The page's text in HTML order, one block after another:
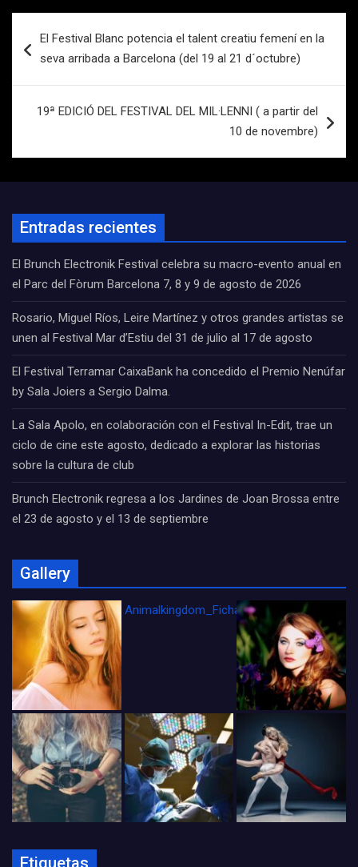
de
El Festival Blanc potencia el talent creatiu femení en la
seva arribada a Barcelona (del 19 al 21 d´octubre)
19ª EDICIÓ DEL FESTIVAL DEL MIL·LENNI ( a partir del
10 de novembre)
Entradas recientes
El Brunch Electronik Festival celebra su macro-evento anual en
el Parc del Fòrum Barcelona 7, 8 y 9 de agosto de 2026
Rosario, Miguel Ríos, Leire Martínez y otros grandes artistas se
unen al Festival Mar d’Estiu del 31 de julio al 17 de agosto
El Festival Terramar CaixaBank ha concedido el Premio Nenúfar
by Sala Joiers a Sergio Dalma.
La Sala Apolo, en colaboración con el Festival In-Edit, trae un
ciclo de cine este agosto, dedicado a explorar las historias
sobre la cultura de club
Brunch Electronik regresa a los Jardines de Joan Brossa entre
el 23 de agosto y el 13 de septiembre
Gallery
Animalkingdom_FichaCine